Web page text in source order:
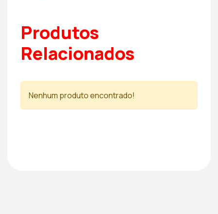
Produtos
Relacionados
Nenhum produto encontrado!